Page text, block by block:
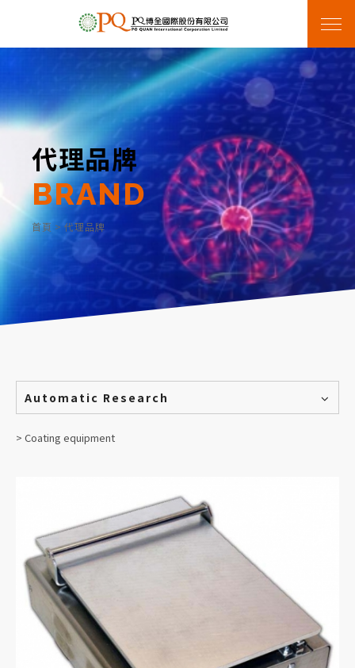
代理品牌
BRAND
首頁 > 代理品牌
Automatic Research
> Coating equipment